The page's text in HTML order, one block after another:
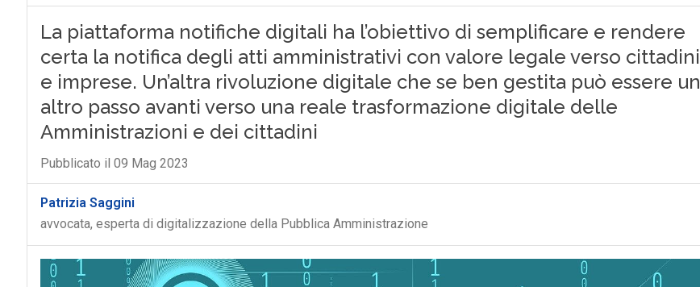
La piattaforma notifiche digitali ha l’obiettivo di semplificare e rendere
certa la notifica degli atti amministrativi con valore legale verso cittadini
e imprese. Un’altra rivoluzione digitale che se ben gestita può essere un
altro passo avanti verso una reale trasformazione digitale delle
Amministrazioni e dei cittadini
Pubblicato il 09 Mag 2023
Patrizia Saggini
avvocata, esperta di digitalizzazione della Pubblica Amministrazione